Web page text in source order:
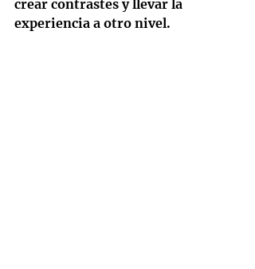
crear contrastes y llevar la
experiencia a otro nivel.